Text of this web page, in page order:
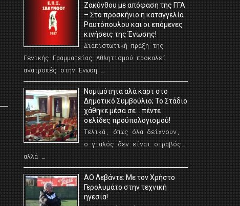
Ζακύνθου με απόφαση της ΓΓΑ
– Στο προσκήνιο η καταγγελία
Ραυτόπουλου και οι επόμενες
κινήσεις της Ένωσης!
Διαπιστωτική πράξη της
Γενικής Γραμματείας Αθλητισμού προκαλεί
ανατροπές στην Ένωση …
Νομιμότητα αλά καρτ στο
Δημοτικό Συμβούλιο; Το Στάδιο
χάθηκε μέσα σε… πέντε
σελίδες προϋπολογισμού!
Τελικά, όπως όλα δείχνουν,
ο γιαλός δεν είναι στραβός…
αλλά …
ΑΟ Λεβάντε: Με τον Χρήστο
Γερολυμάτο στην τεχνική
ηγεσία!